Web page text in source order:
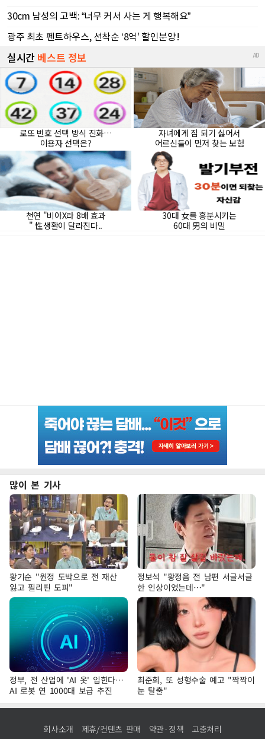
많이 본 기사
황기순 "원정 도박으로 전 재산
잃고 필리핀 도피"
정보석 "황정음 전 남편 서글서글
한 인상이었는데…"
정부, 전 산업에 'AI 옷' 입힌다…
AI 로봇 연 1000대 보급 추진
최준희, 또 성형수술 예고 "짝짝이
눈 탈출"
회사소개 제휴/컨텐츠 판매 약관·정책 고충처리